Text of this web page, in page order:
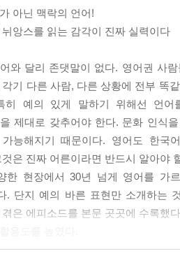
아닌 맥락의 언어!
앙스를 읽는 감각이 진짜 실력이다
와 달리 존댓말이 없다. 영어권 사
기 다른 사람, 다른 상황에 전부 똑
히 예의 있게 말하기 위해선 언어
을 제대로 갖추어야 한다. 문화 인식
가능해지기 때문이다. 영어도 한
은 진짜 어른이라면 반드시 알아야
한 현장에서 30년 넘게 영어를 가
. 단지 예의 바른 표현만 소개하는
은 에피소드를 본문 곳곳에 수록했